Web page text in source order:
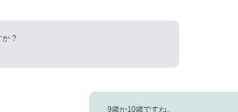
？
9歳か10歳ですね。